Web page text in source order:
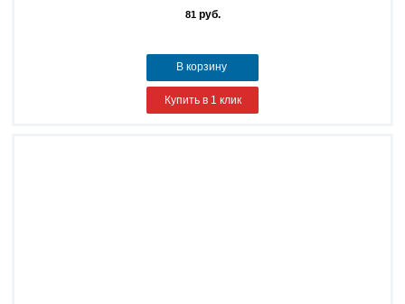
81руб.
В корзину
Купить в 1 клик